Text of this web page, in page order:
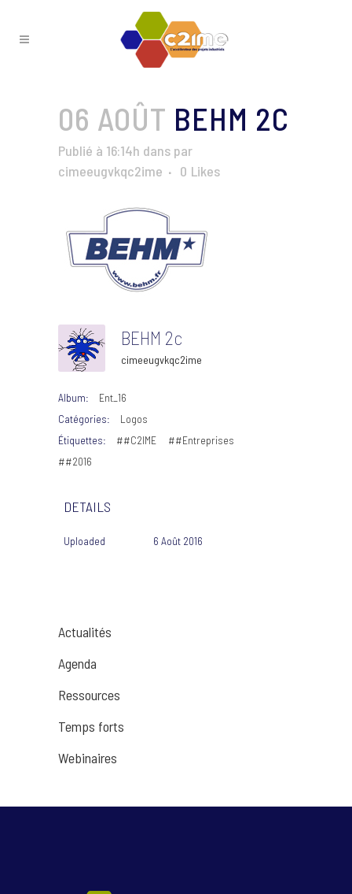
06 AOÛT BEHM 2C
Publié à 16:14h dans par
cimeeugvkqc2ime
0 Likes
BEHM 2c
cimeeugvkqc2ime
Album:
Ent_16
Catégories:
Logos
Étiquettes:
##C2IME
##Entreprises
##2016
DETAILS
Uploaded 6 Août 2016
Actualités
Agenda
Ressources
Temps forts
Webinaires